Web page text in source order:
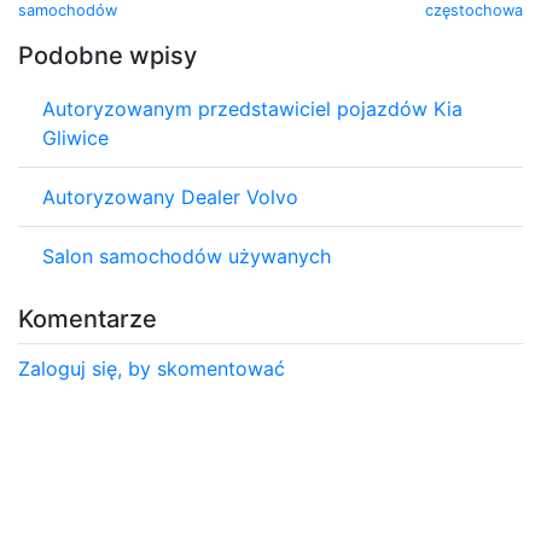
samochodów
częstochowa
Podobne wpisy
Autoryzowanym przedstawiciel pojazdów Kia
Gliwice
Autoryzowany Dealer Volvo
Salon samochodów używanych
Komentarze
Zaloguj się, by skomentować